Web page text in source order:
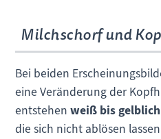
Milchschorf und
Bei beiden
eine Veränderung der
entstehenweiß bis
die sich nicht ablösen